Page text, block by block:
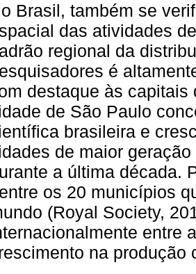
Brasil, também se
das atividades
regional da
é
destaque às
de São Paulo
brasileira e
de maior
a última década.
os 20 municípios
(Royal Society,
entre
na produção